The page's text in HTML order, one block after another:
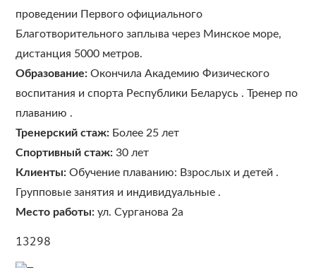
проведении Первого официального
Благотворительного заплыва через Минское море,
дистанция 5000 метров.
Образование: Окончила Академию Физического
воспитания и спорта Республики Беларусь . Тренер по
плаванию .
Тренерский стаж: Более 25 лет
Спортивный стаж: 30 лет
Клиенты: Обучение плаванию: Взрослых и детей .
Групповые занятия и индивидуальные .
Место работы: ул. Сурганова 2а
13298